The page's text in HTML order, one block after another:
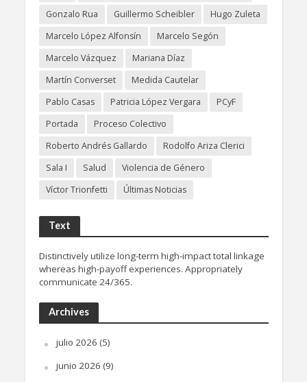
Gonzalo Rua Guillermo Scheibler
Hugo Zuleta
Marcelo López Alfonsín
Marcelo Segón
Marcelo Vázquez
Mariana Díaz
Martín Converset
Medida Cautelar
Pablo Casas
Patricia López Vergara
PCyF
Portada
Proceso Colectivo
Roberto Andrés Gallardo
Rodolfo Ariza Clerici
Sala I
Salud
Violencia de Género
Víctor Trionfetti
Últimas Noticias
Text
Distinctively utilize long-term high-impact total linkage
whereas high-payoff experiences. Appropriately
communicate 24/365.
Archives
julio 2026 (5)
junio 2026 (9)